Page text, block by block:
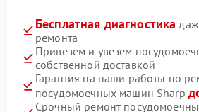
Бесплатная диагностика
ремонта
Привезем и увезем
собственной доставкой
Гарантия на наши работы по
посудомоечных машин Sharp
Срочный ремонт